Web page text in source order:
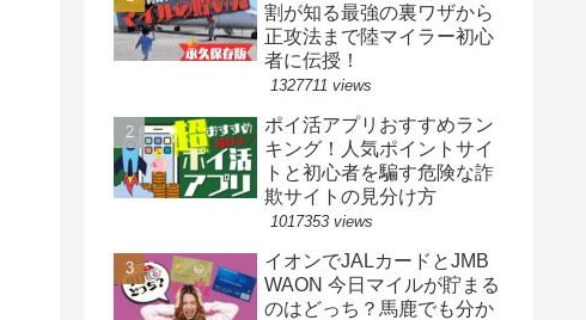
割が知る最強の裏ワザから
正攻法まで陸マイラー初心
者に伝授！
1327711 views
ポイ活アプリおすすめラン
キング！人気ポイントサイ
トと初心者を騙す危険な詐
欺サイトの見分け方
1017353 views
イオンでJALカードとJMB
WAON 今日マイルが貯まる
のはどっち？馬鹿でも分か